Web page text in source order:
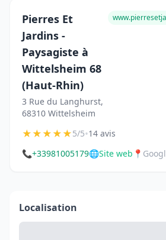
Pierres Et
Jardins -
Paysagiste à
Wittelsheim 68
(Haut-Rhin)
3 Rue du Langhurst,
68310 Wittelsheim
★★★★★5/5•14 avis
📞+33981005179🌐Site web 📍
Localisation